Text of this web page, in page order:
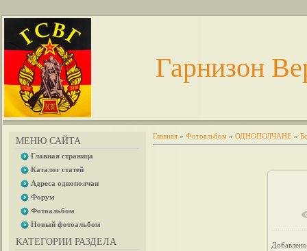
Гарнизон
МЕНЮ САЙТА
Главная страница
Каталог статей
Адреса однополчан
Форум
Фотоальбом
Новый фотоальбом
КАТЕГОРИИ РАЗДЕЛА
Главная » Фотоальбом » ОДНОПОЛЧАНЕ »
Добавлено